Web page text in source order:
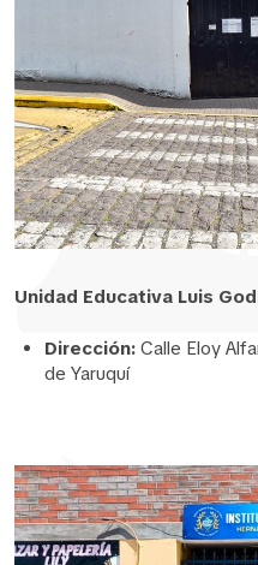
Unidad Educativa Luis
Dirección: Calle Eloy
de Yaruquí